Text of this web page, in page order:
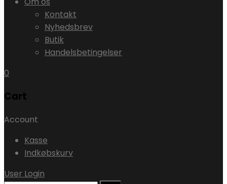
Kontakt
Nyhedsbrev
Butik
Handelsbetingelser
0
Cart
Account
Kasse
Indkøbskurv
User Login